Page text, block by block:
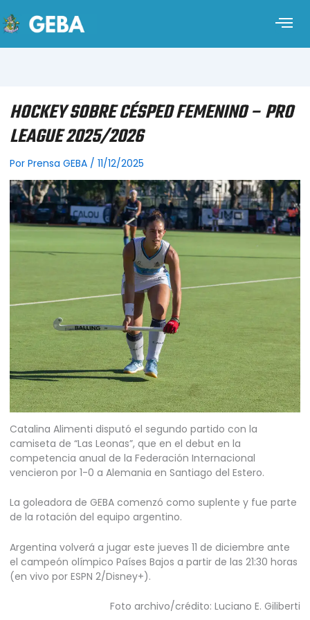
HOCKEY SOBRE CÉSPED FEMENINO – PRO
LEAGUE 2025/2026
Por Prensa GEBA / 11/12/2025
Catalina Alimenti disputó el segundo partido con la
camiseta de “Las Leonas”, que en el debut en la
competencia anual de la Federación Internacional
vencieron por 1-0 a Alemania en Santiago del Estero.
La goleadora de GEBA comenzó como suplente y fue parte
de la rotación del equipo argentino.
Argentina volverá a jugar este jueves 11 de diciembre ante
el campeón olímpico Países Bajos a partir de las 21:30 horas
(en vivo por ESPN 2/Disney+).
Foto archivo/crédito: Luciano E. Giliberti